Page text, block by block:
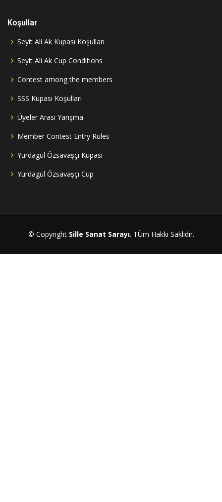
Koşullar
Seyit Ali Ak Kupası Koşulları
Seyit Ali Ak Cup Conditions
Contest among the members
SSS Kupası Koşulları
Üyeler Arası Yarışma
Member Contest Entry Rules
Yurdagül Özsavaşçı Kupası
Yurdagül Özsavaşçı Cup
© Copyright Sille Sanat Sarayı. TÜm Hakkı Saklıdır.